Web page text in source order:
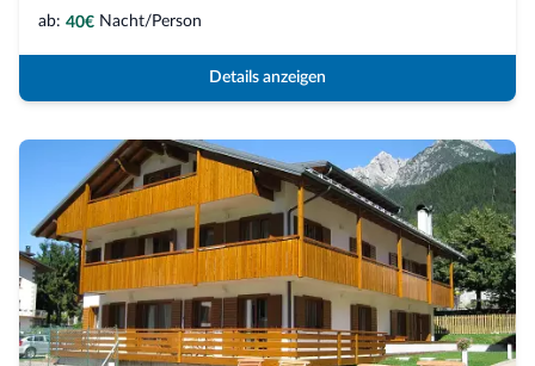
ab: 40€ Nacht/Person
Details anzeigen